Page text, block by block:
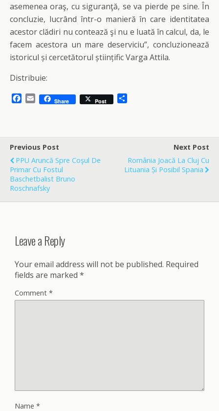
asemenea oraş, cu siguranţă, se va pierde pe sine. În
concluzie, lucrând într-o manieră în care identitatea
acestor clădiri nu contează şi nu e luată în calcul, da, le
facem acestora un mare deserviciu”, concluzionează
istoricul și cercetătorul științific Varga Attila.
Distribuie:
b
o
o
k
E
l
Share Post
e
Previous Post
PPU Aruncă Spre Coşul De
Primar Cu Fostul
Baschetbalist Bruno
Roschnafsky
Next Post
România Joacă La Cluj Cu
Lituania Și Posibil Spania
Leave a Reply
Your email address will not be published. Required
fields are marked *
Comment *
Name *